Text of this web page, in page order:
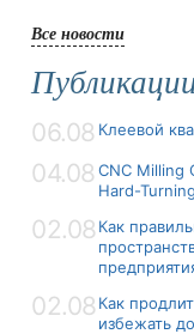
Все новости
06.08 Клеевой
04.08 CNC Milling
Hard-
02.08 Как
02.08 Как
избежать